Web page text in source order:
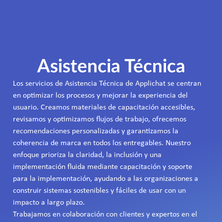
Asistencia Técnica
Los servicios de Asistencia Técnica de Applichat se centran
en optimizar los procesos y mejorar la experiencia del
usuario. Creamos materiales de capacitación accesibles,
revisamos y optimizamos flujos de trabajo, ofrecemos
recomendaciones personalizadas y garantizamos la
coherencia de marca en todos los entregables. Nuestro
enfoque prioriza la claridad, la inclusión y una
implementación fluida mediante capacitación y soporte
para la implementación, ayudando a las organizaciones a
construir sistemas sostenibles y fáciles de usar con un
impacto a largo plazo.
Trabajamos en colaboración con clientes y expertos en el